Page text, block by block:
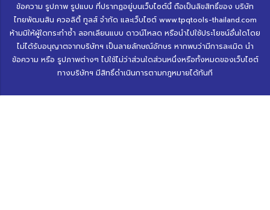
ข้อความ รูปภาพ รูปแบบ ที่ปรากฏอยู่บนเว็บไซต์นี้ ถือเป็นลิขสิทธิ์ของ บริษัท
ไทยพัฒนสิน ควอลิตี้ ทูลส์ จำกัด และเว็บไซต์ www.tpqtools-thailand.com
ห้ามมิให้ผู้ใดกระทำซ้ำ ลอกเลียนแบบ ดาวน์โหลด หรือนำไปใช้ประโยชน์อื่นใดโดย
ไม่ได้รับอนุญาตจากบริษัทฯ เป็นลายลักษณ์อักษร หากพบว่ามีการละเมิด นำ
ข้อความ หรือ รูปภาพต่างๆ ไปใช้ไม่ว่าส่วนใดส่วนหนึ่งหรือทั้งหมดของเว็บไซต์
ทางบริษัทฯ มีสิทธิ์ดำเนินการตามกฎหมายได้ทันที